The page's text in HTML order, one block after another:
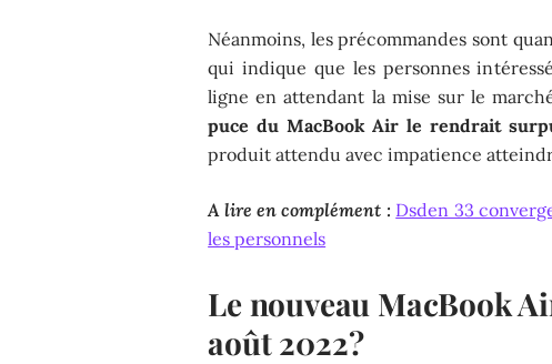
Néanmoins, les précommandes sont
qui indique que les personnes
ligne en attendant la mise sur le
puce du MacBook Air le rendrait
produit attendu avec impatience
A lire en complément : Dsden 33
les personnels
Le nouveau MacBook
août 2022 ?